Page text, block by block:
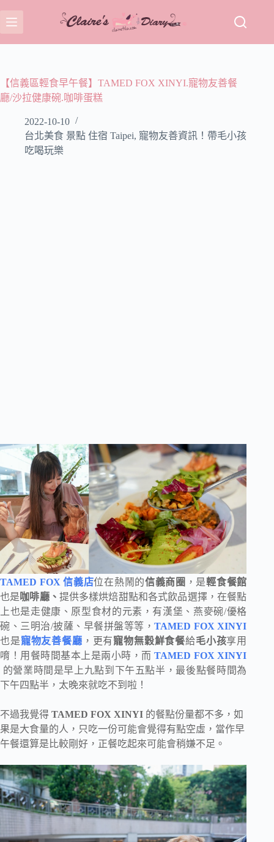
至
主
容【信義區輕食早午餐】TAMED FOX XINYI.寵物友善餐
廳/沙拉健康碗.咖啡蛋糕
2022-10-10
台北美食 景點 住宿 Taipei, 寵物友善資訊！帶毛小孩
吃喝玩樂
TAMED FOX 信義店位在熱鬧的信義商圈 ，是輕食餐館
也是咖啡廳、 提供多樣烘焙甜點和各式飲品選擇，在餐點
上也是走健康、原型食材的元素，有漢堡、燕麥碗/優格
碗、三明治/披薩、早餐拼盤等等，TAMED FOX XINYI
也是寵物友善餐廳 ，更有寵物無穀鮮食餐給毛小孩享用
唷！用餐時間基本上是兩小時，而TAMED FOX XINYI
的營業時間是早上九點到下午五點半，最後點餐時間為
下午四點半，太晚來就吃不到啦！
不過我覺得 TAMED FOX XINYI 的餐點份量都不多，如
果是大食量的人，只吃一份可能會覺得有點空虛，當作早
午餐還算是比較剛好，正餐吃起來可能會稍嫌不足。